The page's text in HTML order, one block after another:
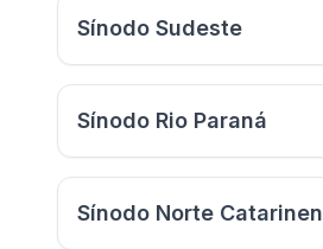
Sínodo Sudeste
Sínodo Rio Paraná
Sínodo Norte